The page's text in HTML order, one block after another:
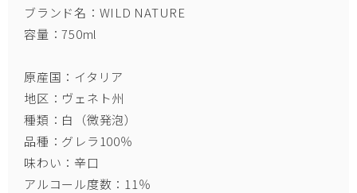
ブランド名：WILD NATURE
容量：750ml
原産国：イタリア
地区：ヴェネト州
種類：白（微発泡）
品種：グレラ100％
味わい：辛口
アルコール度数：11％